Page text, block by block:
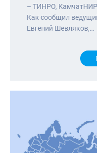
– ТИНРО,
Как сообщил
Евгений Шевляков,…